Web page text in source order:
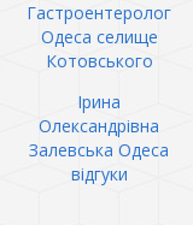
Гастроентеролог
Одеса селище
Котовського
Ірина
Олександрівна
Залевська Одеса
відгуки